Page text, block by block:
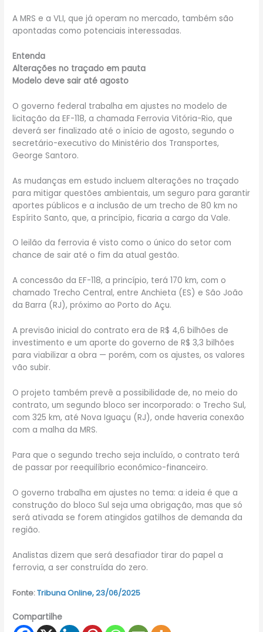
A MRS e a VLI, que já operam no mercado, também são
apontadas como potenciais interessadas.
Entenda
Alterações no traçado em pauta
Modelo deve sair até agosto
O governo federal trabalha em ajustes no modelo de
licitação da EF-118, a chamada Ferrovia Vitória-Rio, que
deverá ser finalizado até o início de agosto, segundo o
secretário-executivo do Ministério dos Transportes,
George Santoro.
As mudanças em estudo incluem alterações no traçado
para mitigar questões ambientais, um seguro para garantir
aportes públicos e a inclusão de um trecho de 80 km no
Espírito Santo, que, a princípio, ficaria a cargo da Vale.
O leilão da ferrovia é visto como o único do setor com
chance de sair até o fim da atual gestão.
A concessão da EF-118, a princípio, terá 170 km, com o
chamado Trecho Central, entre Anchieta (ES) e São João
da Barra (RJ), próximo ao Porto do Açu.
A previsão inicial do contrato era de R$ 4,6 bilhões de
investimento e um aporte do governo de R$ 3,3 bilhões
para viabilizar a obra — porém, com os ajustes, os valores
vão subir.
O projeto também prevê a possibilidade de, no meio do
contrato, um segundo bloco ser incorporado: o Trecho Sul,
com 325 km, até Nova Iguaçu (RJ), onde haveria conexão
com a malha da MRS.
Para que o segundo trecho seja incluído, o contrato terá
de passar por reequilíbrio econômico-financeiro.
O governo trabalha em ajustes no tema: a ideia é que a
construção do bloco Sul seja uma obrigação, mas que só
será ativada se forem atingidos gatilhos de demanda da
região.
Analistas dizem que será desafiador tirar do papel a
ferrovia, a ser construída do zero.
Fonte:Tribuna Online, 23/06/2025
Compartilhe